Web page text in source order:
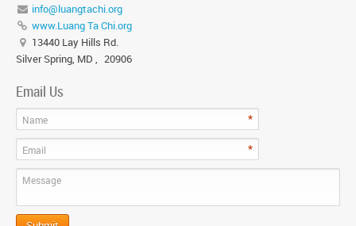
info@luangtachi.org
www.Luang Ta Chi.org
13440 Lay Hills Rd.
Silver Spring, MD , 20906
Email Us
Name *
Email *
Message